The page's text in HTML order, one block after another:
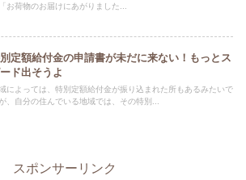
お荷物のお届けにあがりました...
定額給付金の申請書が未だに来ない！もっとス
ド出そうよ
によっては、特別定額給付金が振り込まれた所もあるみたいで
、自分の住んでいる地域では、その特別...
スポンサーリンク